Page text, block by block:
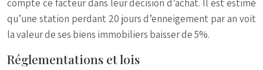
compte ce facteur dans leur décision d’achat. Il est estimé
qu’une station perdant 20 jours d’enneigement par an voit
la valeur de ses biens immobiliers baisser de 5%.
Réglementations et lois